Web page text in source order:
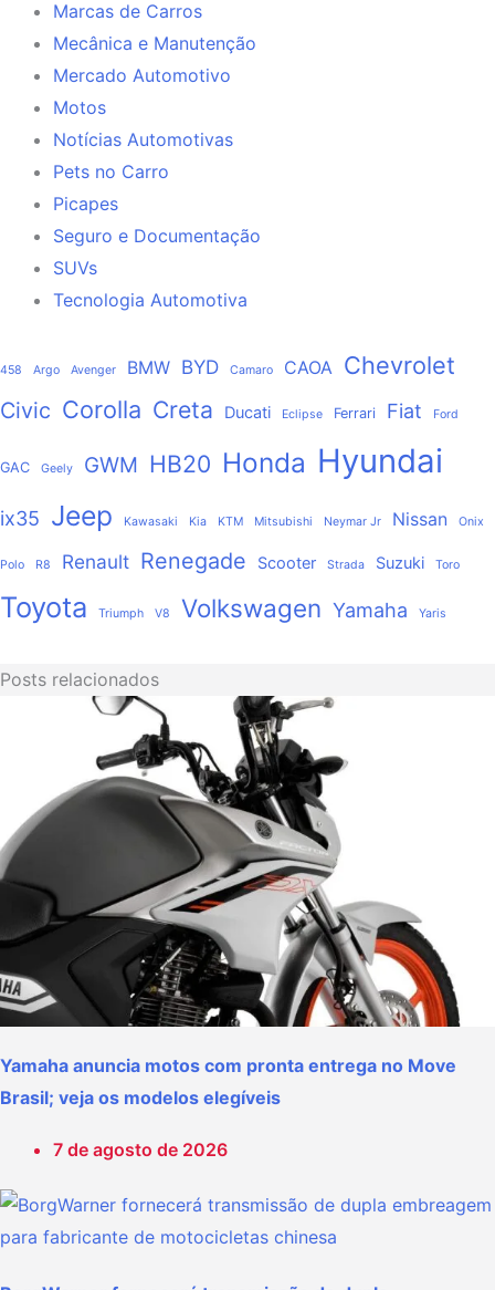
Marcas de Carros
Mecânica e Manutenção
Mercado Automotivo
Motos
Notícias Automotivas
Pets no Carro
Picapes
Seguro e Documentação
SUVs
Tecnologia Automotiva
458 Argo Avenger BMW BYD Camaro CAOA Chevrolet
Civic Corolla Creta Ducati Eclipse Ferrari Fiat Ford
GAC Geely GWM HB20 Honda Hyundai
ix35 Jeep Kawasaki Kia KTM Mitsubishi Neymar Jr Nissan Onix
Polo R8 Renault Renegade Scooter Strada Suzuki Toro
Toyota Triumph V8 Volkswagen Yamaha Yaris
Posts relacionados
Yamaha anuncia motos com pronta entrega no Move
Brasil; veja os modelos elegíveis
7 de agosto de 2026